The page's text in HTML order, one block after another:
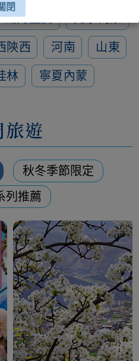
閉
湖北重慶
陝西 河南
山東
林 寧夏內蒙
秋冬季節限定
列推薦
遊